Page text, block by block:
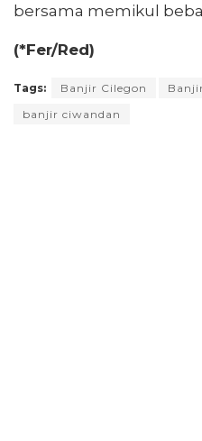
bersama memikul
(*Fer/Red)
Tags: Banjir Cilegon
banjir ciwandan